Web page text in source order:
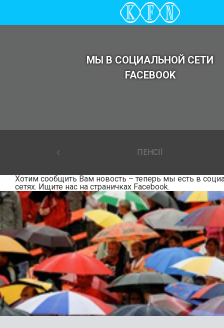
МЫ В СОЦИАЛЬНОЙ СЕТИ
FACEBOOK
ПЕНСІЇ
Хотим сообщить Вам новость – теперь мы есть в
сетях. Ищите нас на страничках Facebook.